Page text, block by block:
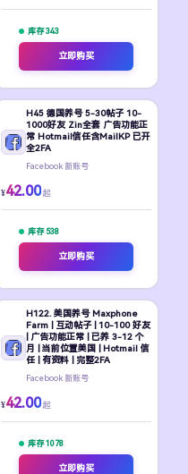
库存 343
立即购买
H45 德国养号 5-30帖子 10-
1000好友 Zin全套 广告功能正
常 Hotmail信任含MailKP 已开
全2FA
Facebook 新账号
¥42.00 起
库存 538
立即购买
H122. 美国养号 Maxphone
Farm | 互动帖子 | 10-100 好友
| 广告功能正常 | 已养 3-12 个
月 | 当前位置美国 | Hotmail 信
任 | 有资料 | 完整2FA
Facebook 新账号
¥42.00 起
库存 1078
立即购买